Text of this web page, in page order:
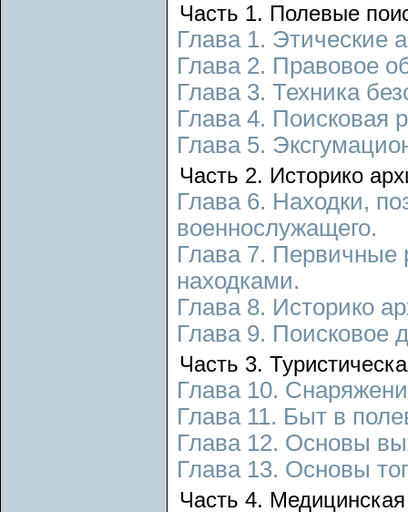
Часть 1. Полевые
Глава 1. Этические
Глава 2. Правовое
Глава 3. Техника
Глава 4. Поисковая
Глава 5.
Часть 2. Историко
Глава 6. Находки,
военнослужащего.
Глава 7. Первичные
находками.
Глава 8. Историко
Глава 9. Поисковое
Часть 3.
Глава 10.
Глава 11. Быт в
Глава 12. Основы
Глава 13. Основы
Часть 4. Медицинская